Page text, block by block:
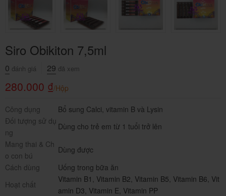
Siro Obikiton 7,5ml
0 đánh giá 29 đã xem
280.000 ₫/Hộp
Công dụng
Bổ sung Calci, vitamin B và Lysin
Đối tượng sử dụ
ng
Dùng cho trẻ em từ 1 tuổi trở lên
Mang thai & Ch
o con bú
Dùng được
Cách dùng
Uống trong bữa ăn
Hoạt chất
Vitamin B1 Vitamin B2 Vitamin B5 Vitamin B6 Vit
amin D3 Vitamin E Vitamin PP